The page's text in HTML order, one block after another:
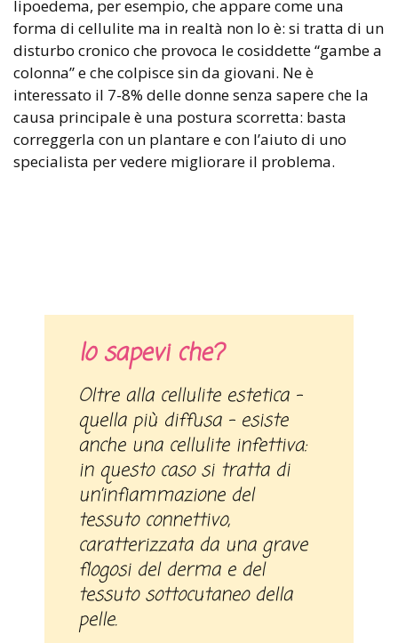
lipoedema, per esempio, che appare come una
forma di cellulite ma in realtà non lo è: si tratta di un
disturbo cronico che provoca le cosiddette “gambe a
colonna” e che colpisce sin da giovani. Ne è
interessato il 7-8% delle donne senza sapere che la
causa principale è una postura scorretta: basta
correggerla con un plantare e con l’aiuto di uno
specialista per vedere migliorare il problema.
lo sapevi che?
Oltre alla cellulite estetica –
quella più diffusa – esiste
anche una cellulite infettiva:
in questo caso si tratta di
un’infiammazione del
tessuto connettivo,
caratterizzata da una grave
flogosi del derma e del
tessuto sottocutaneo della
pelle.